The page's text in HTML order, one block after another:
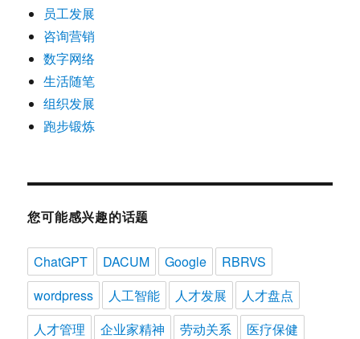
员工发展
咨询营销
数字网络
生活随笔
组织发展
跑步锻炼
您可能感兴趣的话题
ChatGPT DACUM Google
RBRVS
wordpress
人工智能 人才发展
人才盘点
人才管理
企业家精神 劳动关系
医疗保健